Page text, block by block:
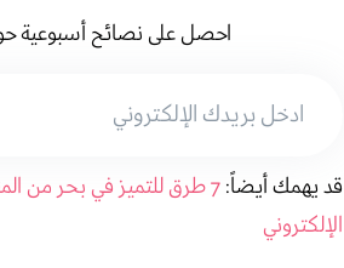
احصل على نصائح أسبوعية
قد يهمك أيضاً: 7 طرق للتميز في بحر من
الإلكتروني